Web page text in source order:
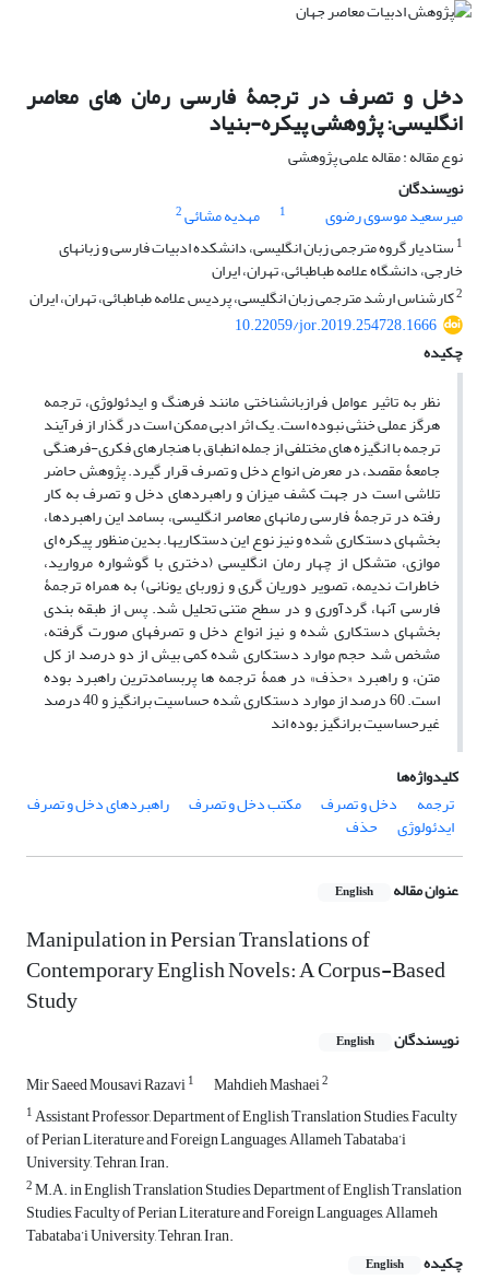
دخل و تصرف در ترجمۀ فارسی رمان های معاصر
انگلیسی: پژوهشی پیکره-بنیاد
نوع مقاله : مقاله علمی پژوهشی
نویسندگان
میرسعید موسوی رضوی
1 مهدیه مشائی2
1 ستادیار گروه مترجمی زبان انگلیسی، دانشکده ادبیات فارسی و زبانهای
خارجی، دانشگاه علامه طباطبائی، تهران، ایران
2کارشناس ارشد مترجمی زبان انگلیسی، پردیس علامه طباطبائی، تهران، ایران
10.22059/jor.2019.254728.1666
چکیده
نظر به تاثیر عوامل فرازبانشناختی مانند فرهنگ و ایدئولوژی، ترجمه
هرگز عملی خنثی نبوده است. یک اثر ادبی ممکن است در گذار از فرآیند
ترجمه با انگیزه های مختلفی از جمله انطباق با هنجارهای فکری-فرهنگی
جامعۀ مقصد، در معرض انواع دخل و تصرف قرار گیرد. پژوهش حاضر
تلاشی است در جهت کشف میزان و راهبردهای دخل و تصرف به کار
رفته در ترجمۀ فارسی رمانهای معاصر انگلیسی، بسامد این راهبردها،
بخشهای دستکاری شده و نیز نوع این دستکاریها. بدین منظور پیکره ای
موازی، متشکل از چهار رمان انگلیسی (دختری با گوشواره مروارید،
خاطرات ندیمه، تصویر دوریان گری و زوربای یونانی) به همراه ترجمۀ
فارسی آنها، گردآوری و در سطح متنی تحلیل شد. پس از طبقه بندی
بخشهای دستکاری شده و نیز انواع دخل و تصرفهای صورت گرفته،
مشخص شد حجم موارد دستکاری شده کمی بیش از دو درصد از کل
متن، و راهبرد «حذف» در همۀ ترجمه ها پربسامدترین راهبرد بوده
است. 60 درصد از موارد دستکاری شده حساسیت برانگیز و 40 درصد
غیرحساسیت برانگیز بوده اند
کلیدواژه‌ها
ترجمه
دخل و تصرف مکتب دخل و تصرف راهبردهای دخل و تصرف
ایدئولوژی حذف
عنوان مقاله English
Manipulation in Persian Translations of
Contemporary English Novels: A Corpus-Based
Study
نویسندگان English
Mir Saeed Mousavi Razavi1 Mahdieh Mashaei2
1Assistant Professor, Department of English Translation Studies, Faculty
of Perian Literature and Foreign Languages, Allameh Tabataba’i
University, Tehran, Iran.
2M.A. in English Translation Studies, Department of English Translation
Studies, Faculty of Perian Literature and Foreign Languages, Allameh
Tabataba’i University, Tehran, Iran.
چکیده
English